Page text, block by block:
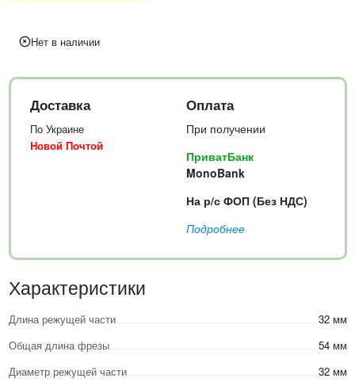
Нет в наличии
Доставка
По Украине
Новой Почтой
Оплата
При получении
ПриватБанк
MonoBank
На р/с ФОП (Без НДС)
Подробнее
Характеристики
Длина режущей части
32 мм
Общая длина фрезы
54 мм
Диаметр режущей части
32 мм